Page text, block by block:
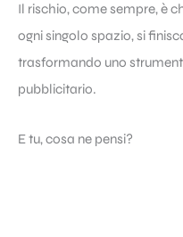
Il rischio, come sempre, è
ogni singolo spazio, si
trasformando uno
pubblicitario.
E tu, cosa ne pensi?